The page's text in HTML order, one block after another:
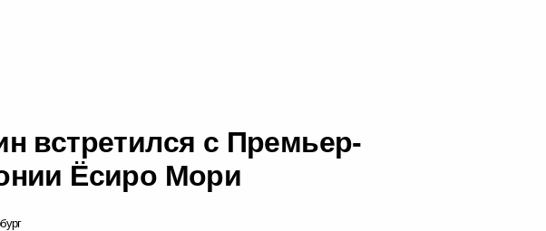
встретился с Премьер-
Ёсиро Мори